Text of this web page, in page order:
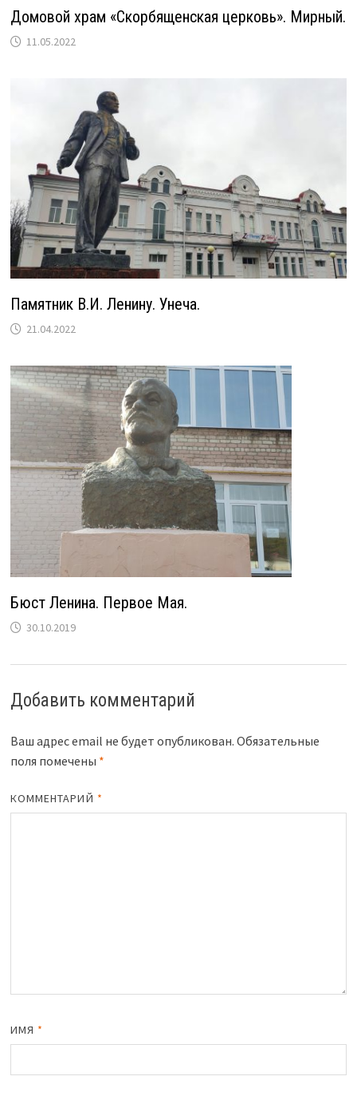
Домовой храм «Скорбященская церковь». Мирный.
11.05.2022
Памятник В.И. Ленину. Унеча.
21.04.2022
Бюст Ленина. Первое Мая.
30.10.2019
Добавить комментарий
Ваш адрес email не будет опубликован. Обязательные
поля помечены *
КОММЕНТАРИЙ *
ИМЯ *